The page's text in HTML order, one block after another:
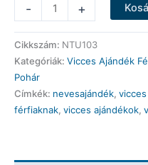
-
Neves
Pálinkás
Pohár
-
Norbert
-
Vicces
+
Cikkszám: NTU103
Kategóriák: Vicces Ajándék
Pohár
Címkék: nevesajándék,
férfiaknak, vicces ajándékok,